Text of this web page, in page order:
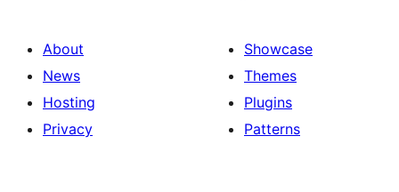
About
News
Hosting
Privacy
Showcase
Themes
Plugins
Patterns